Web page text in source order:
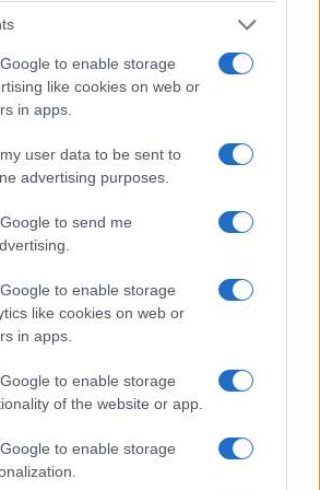
to enable storage
like cookies on web or
in apps.
user data to be sent to
advertising purposes.
to send me
to enable storage
like cookies on web or
in apps.
to enable storage
of the website or app.
to enable storage
citare l’irriducibile
Rai Ilenia Petracalvina,
condotto da Antonino
oltre a dare continuamente